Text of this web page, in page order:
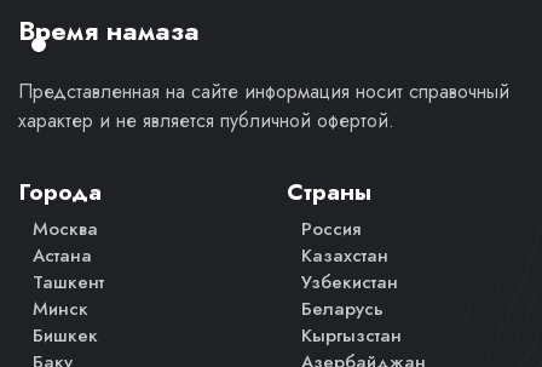
мнение.
Время намаза
Представленная на сайте информация носит справочный
характер и не является публичной офертой.
Города
Москва
Астана
Ташкент
Минск
Бишкек
Страны
Россия
Казахстан
Узбекистан
Беларусь
Кыргызстан